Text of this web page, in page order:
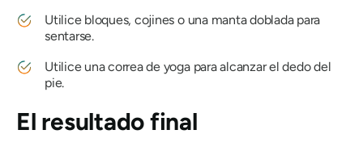
Utilice bloques, cojines o una manta doblada para
sentarse.
Utilice una correa de yoga para alcanzar el dedo del
pie.
El resultado final